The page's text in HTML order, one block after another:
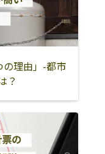
朝倉市
小郡市
三井郡大刀洗町
遠賀郡遠賀町
直方市
の理由」-都市
？